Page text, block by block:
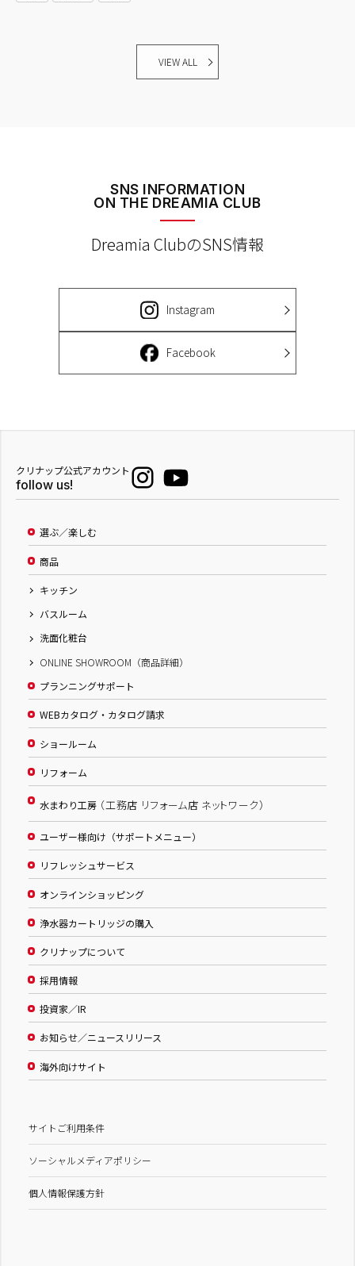
VIEW ALL
SNS INFORMATION
ON THE DREAMIA CLUB
Dreamia ClubのSNS情報
Instagram
Facebook
クリナップ公式アカウント
follow us!
選ぶ／楽しむ
商品
キッチン
バスルーム
洗面化粧台
ONLINE SHOWROOM（商品詳細）
プランニングサポート
WEBカタログ・カタログ請求
ショールーム
リフォーム
水まわり工房 （工務店 リフォーム店 ネットワーク）
ユーザー様向け（サポートメニュー）
リフレッシュサービス
オンラインショッピング
浄水器カートリッジの購入
クリナップについて
採用情報
投資家／IR
お知らせ／ニュースリリース
海外向けサイト
サイトご利用条件
ソーシャルメディアポリシー
個人情報保護方針